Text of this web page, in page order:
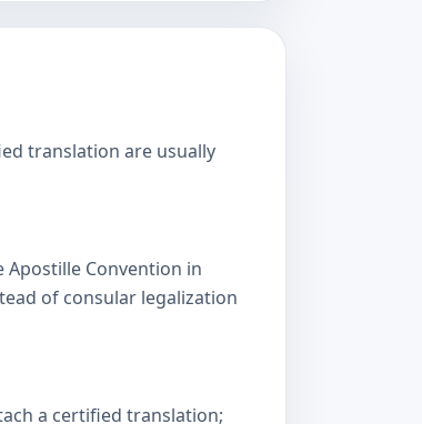
translation are usually
Convention in
of consular legalization
a certified translation;